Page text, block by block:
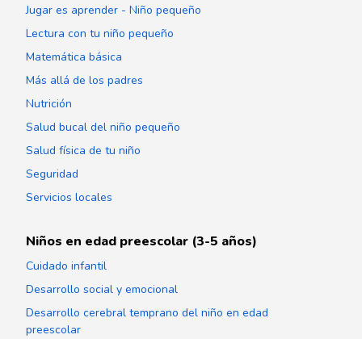
Jugar es aprender - Niño pequeño
Lectura con tu niño pequeño
Matemática básica
Más allá de los padres
Nutrición
Salud bucal del niño pequeño
Salud física de tu niño
Seguridad
Servicios locales
Niños en edad preescolar (3-5 años)
Cuidado infantil
Desarrollo social y emocional
Desarrollo cerebral temprano del niño en edad
preescolar